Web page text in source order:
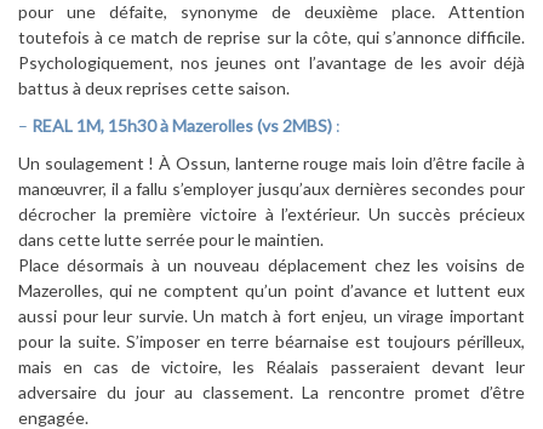
pour une défaite, synonyme de deuxième place. Attention
toutefois à ce match de reprise sur la côte, qui s’annonce difficile.
Psychologiquement, nos jeunes ont l’avantage de les avoir déjà
battus à deux reprises cette saison.
– REAL 1M, 15h30 à Mazerolles (vs 2MBS) :
Un soulagement ! À Ossun, lanterne rouge mais loin d’être facile à
manœuvrer, il a fallu s’employer jusqu’aux dernières secondes pour
décrocher la première victoire à l’extérieur. Un succès précieux
dans cette lutte serrée pour le maintien.
Place désormais à un nouveau déplacement chez les voisins de
Mazerolles, qui ne comptent qu’un point d’avance et luttent eux
aussi pour leur survie. Un match à fort enjeu, un virage important
pour la suite. S’imposer en terre béarnaise est toujours périlleux,
mais en cas de victoire, les Réalais passeraient devant leur
adversaire du jour au classement. La rencontre promet d’être
engagée.